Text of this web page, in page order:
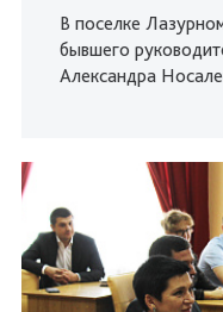
В поселке
бывшего
Александра